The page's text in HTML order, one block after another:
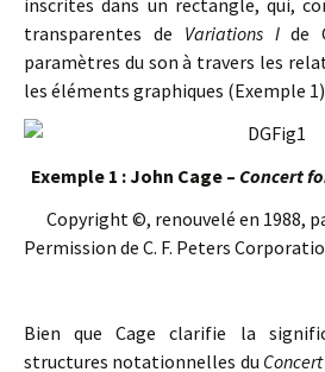
inscrites dans un rectangle, qui,
transparentes de Variations Ide
paramètres du son à travers les
les éléments graphiques (Exemple
Exemple 1 : John Cage – Concert
Copyright ©, renouvelé en 1988,
Permission de C. F. Peters
Bien que Cage clarifie la
structures notationnelles du Concert